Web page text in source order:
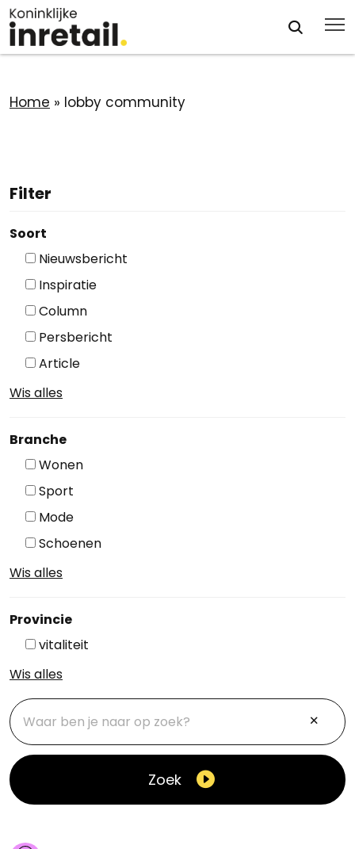
Home » lobby community
Filter
Soort
Nieuwsbericht
Inspiratie
Column
Persbericht
Article
Wis alles
Branche
Wonen
Sport
Mode
Schoenen
Wis alles
Provincie
vitaliteit
Wis alles
Zoek